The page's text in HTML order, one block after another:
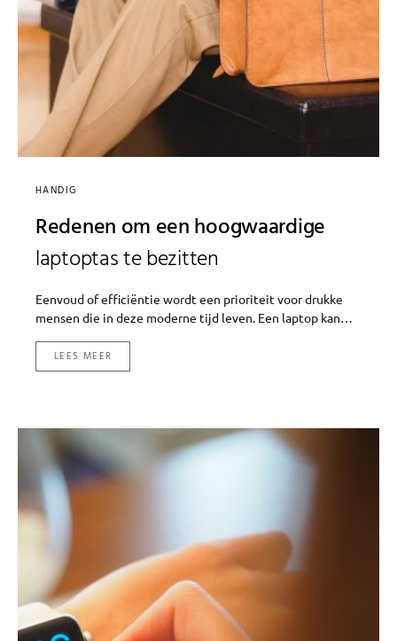
HANDIG
Redenen om een hoogwaardige
laptoptas te bezitten
Eenvoud of efficiëntie wordt een prioriteit voor drukke
mensen die in deze moderne tijd leven. Een laptop kan…
LEES MEER